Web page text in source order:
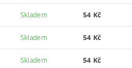
Skladem 54 Kč
Skladem 54 Kč
Skladem 54 Kč